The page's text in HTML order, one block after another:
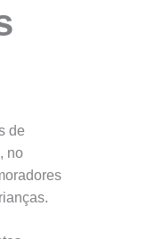
de
no